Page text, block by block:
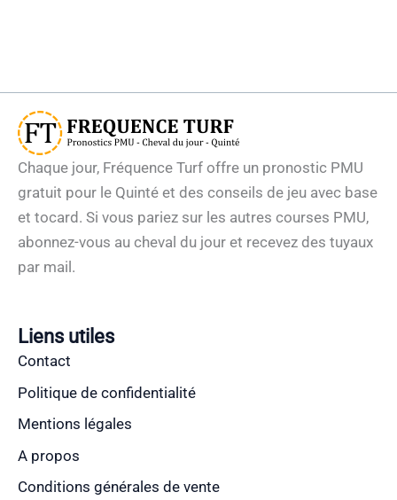
Chaque jour, Fréquence Turf offre un pronostic PMU
gratuit pour le Quinté et des conseils de jeu avec base
et tocard. Si vous pariez sur les autres courses PMU,
abonnez-vous au cheval du jour et recevez des tuyaux
par mail.
Liens utiles
Contact
Politique de confidentialité
Mentions légales
A propos
Conditions générales de vente